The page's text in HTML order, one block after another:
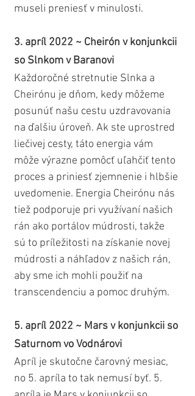
museli preniesť v minulosti.
3. apríl 2022 ~ Cheirón v konjunkcii
so Slnkom v Baranovi
Každoročné stretnutie Slnka a
Cheirónu je dňom, kedy môžeme
posunúť našu cestu uzdravovania
na ďalšiu úroveň. Ak ste uprostred
liečivej cesty, táto energia vám
môže výrazne pomôcť uľahčiť tento
proces a priniesť zjemnenie i hlbšie
uvedomenie. Energia Cheirónu nás
tiež podporuje pri využívaní našich
rán ako portálov múdrosti, takže
sú to príležitosti na získanie novej
múdrosti a náhľadov z našich rán,
aby sme ich mohli použiť na
transcendenciu a pomoc druhým.
5. apríl 2022 ~ Mars v konjunkcii so
Saturnom vo Vodnárovi
Apríl je skutočne čarovný mesiac,
no 5. apríla to tak nemusí byť. 5.